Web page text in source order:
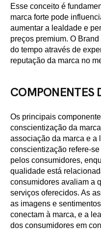
Esse conceito é
marca forte pode
aumentar a lealdade e
preços premium. O
do tempo através de
reputação da marca no
COMPONENTES
Os principais
conscientização da
associação da marca e a
conscientização refere-
pelos consumidores,
qualidade está
consumidores avaliam a
serviços oferecidos. As
as imagens e
conectam à marca, e a
dos consumidores em